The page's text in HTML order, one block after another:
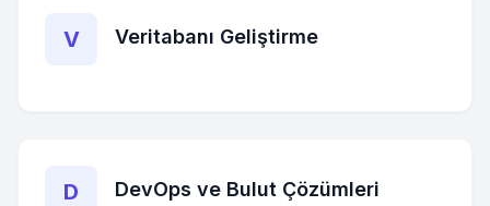
V Veritabanı Geliştirme
D DevOps ve Bulut Çözümleri